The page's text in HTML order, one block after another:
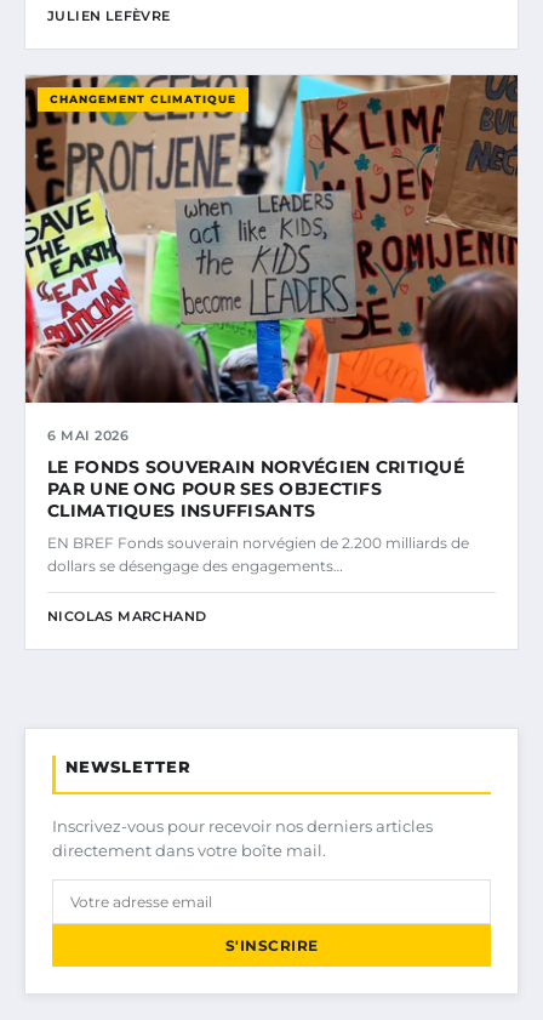
JULIEN LEFÈVRE
CHANGEMENT CLIMATIQUE
6 MAI 2026
LE FONDS SOUVERAIN NORVÉGIEN CRITIQUÉ
PAR UNE ONG POUR SES OBJECTIFS
CLIMATIQUES INSUFFISANTS
EN BREF Fonds souverain norvégien de 2.200 milliards de
dollars se désengage des engagements…
NICOLAS MARCHAND
NEWSLETTER
Inscrivez-vous pour recevoir nos derniers articles
directement dans votre boîte mail.
S'INSCRIRE